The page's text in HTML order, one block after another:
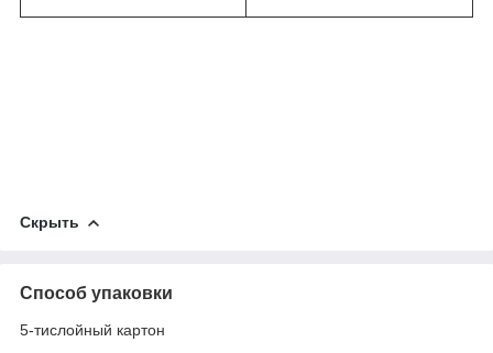
Скрыть
Способ упаковки
5-тислойный картон